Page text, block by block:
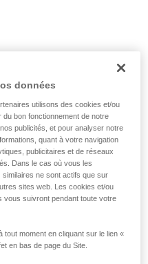
données
utilisons des cookies et/ou
bon fonctionnement de notre
publicités, et pour analyser notre
quant à votre navigation
publicitaires et de réseaux
Dans le cas où vous les
ne sont actifs que sur
sites web. Les cookies et/ou
vous suivront pendant toute votre
moment en cliquant sur le lien «
en bas de page du Site.